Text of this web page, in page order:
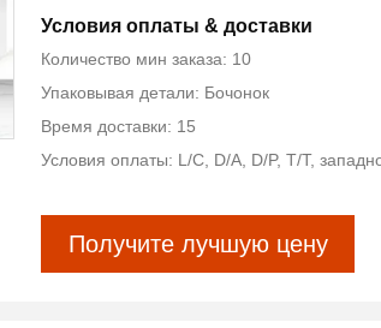
Условия оплаты & доставки
Количество мин заказа: 10
Упаковывая детали: Бочонок
Время доставки: 15
Условия оплаты: L/C, D/A, D/P, T/T,
Получите лучшую цену